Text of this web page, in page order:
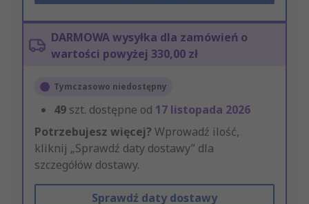
DARMOWA wysyłka dla zamówień o
wartości powyżej 330,00 zł
Tymczasowo niedostępny
49 szt. dostępne od 17 listopada 2026
Potrzebujesz więcej? Wprowadź ilość,
kliknij „Sprawdź daty dostawy” dla
szczegółów dostawy.
Sprawdź daty dostawy